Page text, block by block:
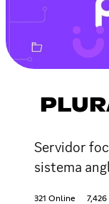
Servidor
sistema
321 Online